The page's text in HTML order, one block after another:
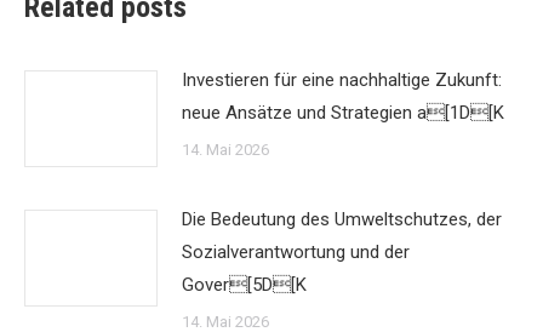
Related posts
Investieren für eine nachhaltige Zukunft:
neue Ansätze und Strategien a[1D[K
14. Mai 2026
Die Bedeutung des Umweltschutzes, der
Sozialverantwortung und der
Gover[5D[K
14. Mai 2026